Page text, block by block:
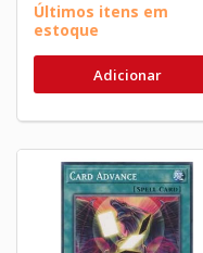
Últimos itens em
estoque
Adicionar